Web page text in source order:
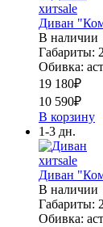
хитsale
Диван
В наличии
Габариты:
Обивка:
19 180₽
10 590₽
В корзину
1-3 дн.
хитsale
Диван
В наличии
Габариты:
Обивка: